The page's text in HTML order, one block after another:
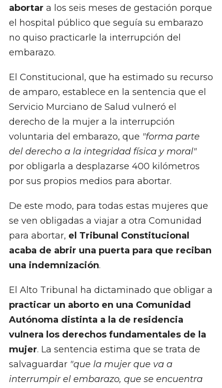
abortar a los seis meses de gestación porque
el hospital público que seguía su embarazo
no quiso practicarle la interrupción del
embarazo.
El Constitucional, que ha estimado su recurso
de amparo, establece en la sentencia que el
Servicio Murciano de Salud vulneró el
derecho de la mujer a la interrupción
voluntaria del embarazo, que "forma parte
del derecho a la integridad física y moral"
por obligarla a desplazarse 400 kilómetros
por sus propios medios para abortar.
De este modo, para todas estas mujeres que
se ven obligadas a viajar a otra Comunidad
para abortar, el Tribunal Constitucional
acaba de abrir una puerta para que reciban
una indemnización.
El Alto Tribunal ha dictaminado que obligar a
practicar un aborto en una Comunidad
Autónoma distinta a la de residencia
vulnera los derechos fundamentales de la
mujer. La sentencia estima que se trata de
salvaguardar"que la mujer que va a
interrumpir el embarazo, que se encuentra